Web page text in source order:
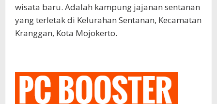
wisata baru. Adalah kampung jajanan sentanan
yang terletak di Kelurahan Sentanan, Kecamatan
Kranggan, Kota Mojokerto.